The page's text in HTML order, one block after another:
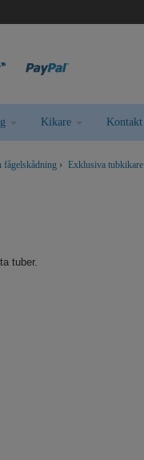
Kikare Kontakt
fågelskådning › Exklusiva tubkikare
tuber.